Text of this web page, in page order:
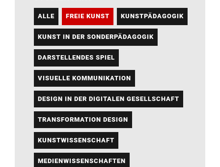
ALLE FREIE KUNST KUNSTPÄDAGOGIK
KUNST IN DER SONDERPÄDAGOGIK
DARSTELLENDES SPIEL
VISUELLE KOMMUNIKATION
DESIGN IN DER DIGITALEN GESELLSCHAFT
TRANSFORMATION DESIGN
KUNSTWISSENSCHAFT
MEDIENWISSENSCHAFTEN